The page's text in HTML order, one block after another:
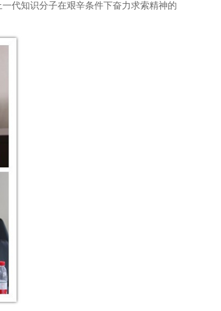
一代知识分子在艰辛条件下奋力求索精神的